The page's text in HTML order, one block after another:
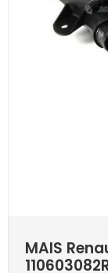
MAIS